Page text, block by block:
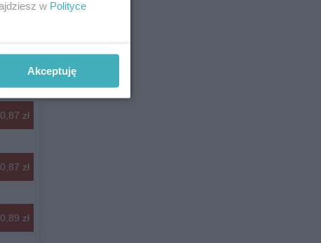
w Polityce
Akceptuję